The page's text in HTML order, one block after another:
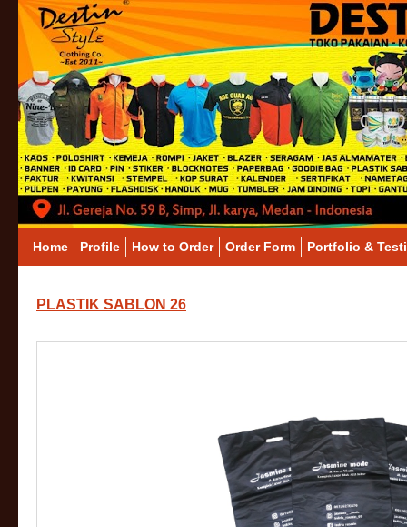
Home Profile How to Order Order Form Portfolio &
PLASTIK SABLON 26